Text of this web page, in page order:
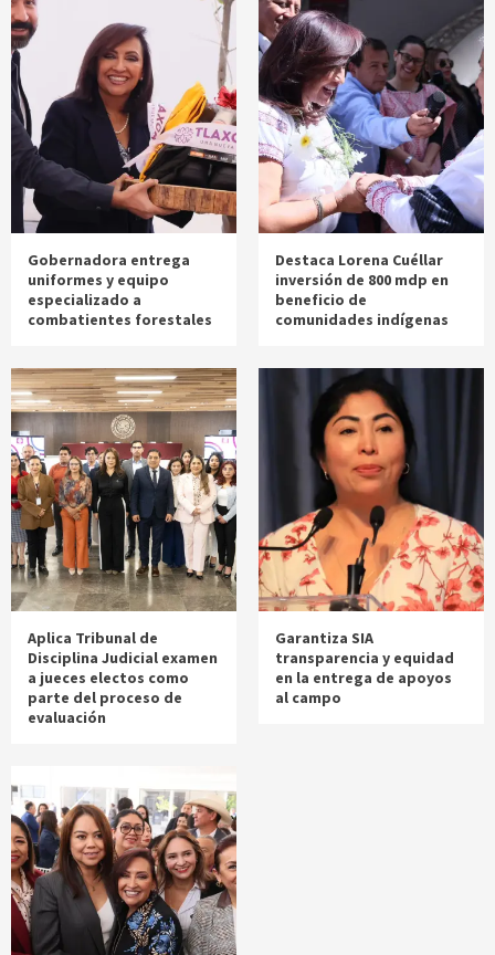
Gobernadora entrega
uniformes y equipo
especializado a
combatientes forestales
Destaca Lorena Cuéllar
inversión de 800 mdp en
beneficio de
comunidades indígenas
Aplica Tribunal de
Disciplina Judicial examen
a jueces electos como
parte del proceso de
evaluación
Garantiza SIA
transparencia y equidad
en la entrega de apoyos
al campo